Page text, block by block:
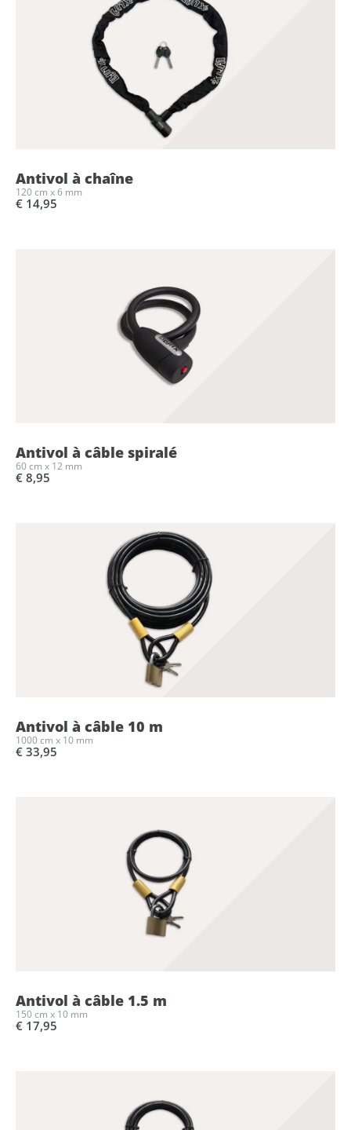
Antivol à chaîne
120 cm x 6 mm
€ 14,95
Antivol à câble spiralé
60 cm x 12 mm
€ 8,95
Antivol à câble 10 m
1000 cm x 10 mm
€ 33,95
Antivol à câble 1.5 m
150 cm x 10 mm
€ 17,95